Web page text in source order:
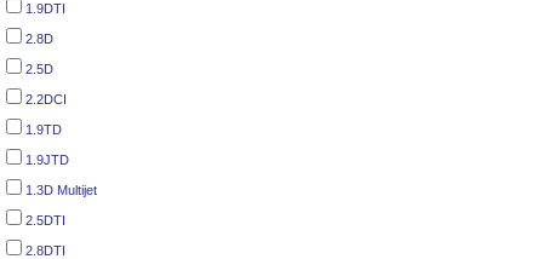
1.9DTI
2.8D
2.5D
2.2DCI
1.9TD
1.9JTD
1.3D Multijet
2.5DTI
2.8DTI